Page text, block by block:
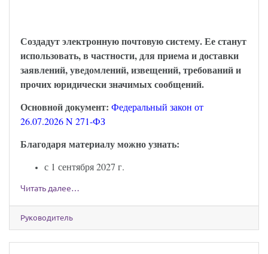
Создадут электронную почтовую систему. Ее станут
использовать, в частности, для приема и доставки
заявлений, уведомлений, извещений, требований и
прочих юридически значимых сообщений.
Основной документ: Федеральный закон от
26.07.2026 N 271-ФЗ
Благодаря материалу можно узнать:
с 1 сентября 2027 г.
Читать далее…
Руководитель